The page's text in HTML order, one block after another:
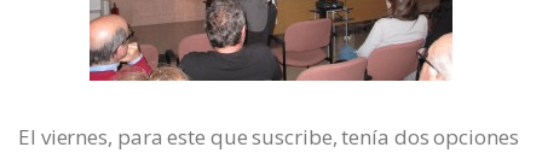
El viernes, para este que suscribe, tenía dos opciones